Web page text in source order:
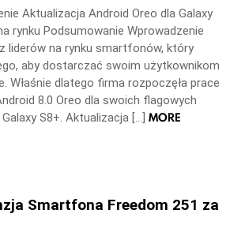
Aktualizacja Android Oreo dla Galaxy
rynku Podsumowanie Wprowadzenie
liderów na rynku smartfonów, który
aby dostarczać swoim użytkownikom
Właśnie dlatego firma rozpoczęła prace
8.0 Oreo dla swoich flagowych
S8+. Aktualizacja […] MORE
Smartfona Freedom 251 za